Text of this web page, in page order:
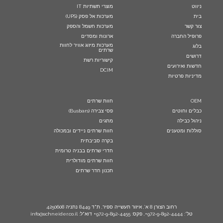
ניווט
בית
צור קשר
פרופיל החברה
בלוג
דרושים
חדשות ואירועים
מדיניות פרטיות
מוצרי תשתיות IT
מערכות אל פסק (UPS)
מערכות חשמל והספק
ארונות ומסדים
מערכות מיזוג אוויר לחוות
שרתים
קישוריות רשת
DCIM
OEM
כבלים וחוטים
ניהול כבילה
סוללות ומטענים
חוות שרתים
פסי צבירה (Busbars)
מתגים
חוות שרתים ניידים ובמכולה
בקרה סביבתית
חדרי שרתים בבניה טרומית
חוות שרתים מודולרית
תכנון חדר שרתים
רחוב הצורן 8 א’, איזור תעשייה ספיר, ת"ד 8449 נתניה 4250608
טל': 972-9-892-4444+, פקס: 972-9-892-4455+ דוא"ל: info@schneider.co.il